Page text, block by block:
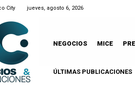
City jueves, agosto 6, 2026
NEGOCIOS MICE
ÚLTIMAS PUBLICACIONES